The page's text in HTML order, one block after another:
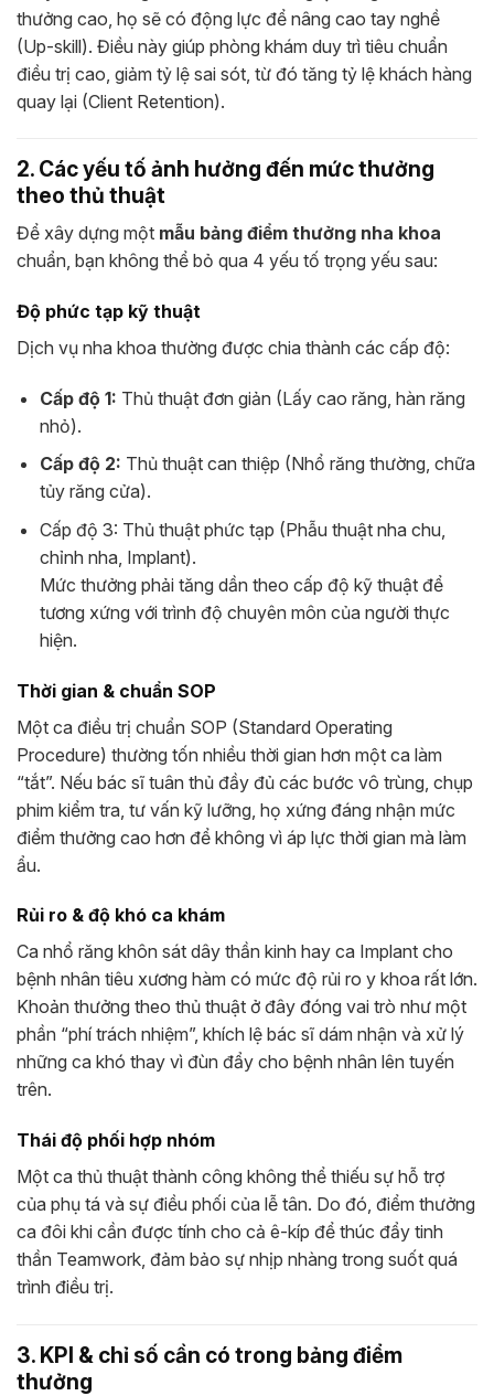
thưởng cao, họ sẽ có động lực để nâng cao tay nghề
(Up-skill). Điều này giúp phòng khám duy trì tiêu chuẩn
điều trị cao, giảm tỷ lệ sai sót, từ đó tăng tỷ lệ khách hàng
quay lại (Client Retention).
2. Các yếu tố ảnh hưởng đến mức thưởng
theo thủ thuật
Để xây dựng một mẫu bảng điểm thưởng nha khoa
chuẩn, bạn không thể bỏ qua 4 yếu tố trọng yếu sau:
Độ phức tạp kỹ thuật
Dịch vụ nha khoa thường được chia thành các cấp độ:
Cấp độ 1: Thủ thuật đơn giản (Lấy cao răng, hàn răng
nhỏ).
Cấp độ 2: Thủ thuật can thiệp (Nhổ răng thường, chữa
tủy răng cửa).
Cấp độ 3: Thủ thuật phức tạp (Phẫu thuật nha chu,
chỉnh nha, Implant).
Mức thưởng phải tăng dần theo cấp độ kỹ thuật để
tương xứng với trình độ chuyên môn của người thực
hiện.
Thời gian & chuẩn SOP
Một ca điều trị chuẩn SOP (Standard Operating
Procedure) thường tốn nhiều thời gian hơn một ca làm
“tắt”. Nếu bác sĩ tuân thủ đầy đủ các bước vô trùng, chụp
phim kiểm tra, tư vấn kỹ lưỡng, họ xứng đáng nhận mức
điểm thưởng cao hơn để không vì áp lực thời gian mà làm
ẩu.
Rủi ro & độ khó ca khám
Ca nhổ răng khôn sát dây thần kinh hay ca Implant cho
bệnh nhân tiêu xương hàm có mức độ rủi ro y khoa rất lớn.
Khoản thưởng theo thủ thuật ở đây đóng vai trò như một
phần “phí trách nhiệm”, khích lệ bác sĩ dám nhận và xử lý
những ca khó thay vì đùn đẩy cho bệnh nhân lên tuyến
trên.
Thái độ phối hợp nhóm
Một ca thủ thuật thành công không thể thiếu sự hỗ trợ
của phụ tá và sự điều phối của lễ tân. Do đó, điểm thưởng
ca đôi khi cần được tính cho cả ê-kíp để thúc đẩy tinh
thần Teamwork, đảm bảo sự nhịp nhàng trong suốt quá
trình điều trị.
3. KPI & chỉ số cần có trong bảng điểm
thưởng